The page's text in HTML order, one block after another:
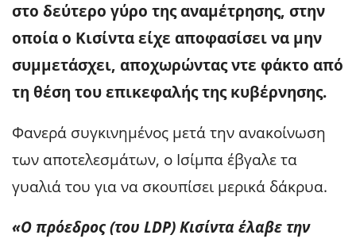
στο δεύτερο γύρο της αναμέτρησης, στην
οποία ο Κισίντα είχε αποφασίσει να μην
συμμετάσχει, αποχωρώντας ντε φάκτο από
τη θέση του επικεφαλής της κυβέρνησης.
Φανερά συγκινημένος μετά την ανακοίνωση
των αποτελεσμάτων, ο Ισίμπα έβγαλε τα
γυαλιά του για να σκουπίσει μερικά δάκρυα.
«Ο πρόεδρος (του LDP) Κισίντα έλαβε την